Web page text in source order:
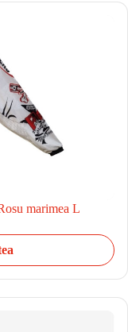
marimea L